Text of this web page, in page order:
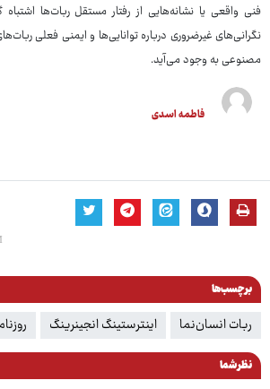
فنی واقعی یا نشانه‌هایی از رفتار مستقل ربات‌ها
نگرانی‌های غیرضروری درباره توانایی‌ها و ایمنی فعلی
مصنوعی به وجود می‌آید.
فاطمه اسدی
برچسب‌ها
ربات انسان‌نما اینترستینگ انجینرینگ
نظر شما